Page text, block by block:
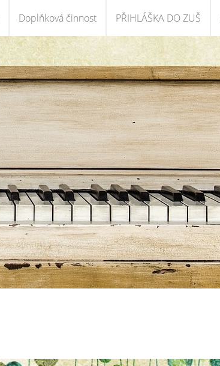
Doplňková činnost PŘIHLÁŠKA DO ZUŠ